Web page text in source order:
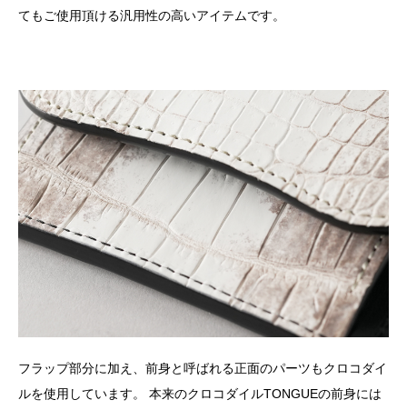
てもご使用頂ける汎用性の高いアイテムです。
フラップ部分に加え、前身と呼ばれる正面のパーツもクロコダイ
ルを使用しています。 本来のクロコダイルTONGUEの前身には